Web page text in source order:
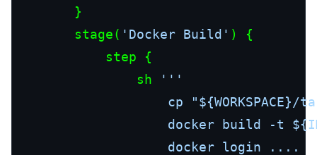
        }
        stage(
'Docker Build' ) {
            step {
                sh
'''
cp "${WORKSPACE}/
docker build -t
                    docker login ....